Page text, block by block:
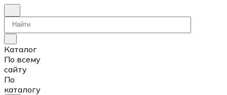
Каталог
По всему
сайту
По
каталогу